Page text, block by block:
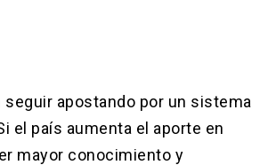
apostando por un sistema
el país aumenta el aporte en
mayor conocimiento y